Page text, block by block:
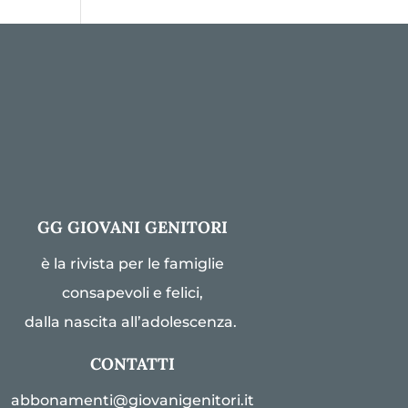
GG GIOVANI GENITORI
è la rivista per le famiglie
consapevoli e felici,
dalla nascita all’adolescenza.
CONTATTI
abbonamenti@giovanigenitori.it